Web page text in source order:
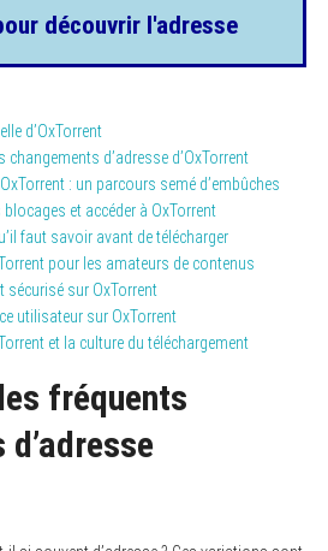
découvrir l'adresse
d’OxTorrent
d’adresse d’OxTorrent
: un parcours semé d’embûches
et accéder à OxTorrent
faut savoir avant de télécharger
pour les amateurs de contenus
sécurisé sur OxTorrent
utilisateur sur OxTorrent
et la culture du téléchargement
fréquents